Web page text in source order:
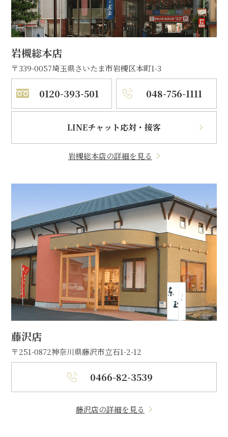
岩槻総本店
〒339-0057埼玉県さいたま市岩槻区本町1-3
0120-393-501 048-756-1111
LINEチャット応対・接客
岩槻総本店の詳細を見る
藤沢店
〒251-0872神奈川県藤沢市立石1-2-12
0466-82-3539
藤沢店の詳細を見る